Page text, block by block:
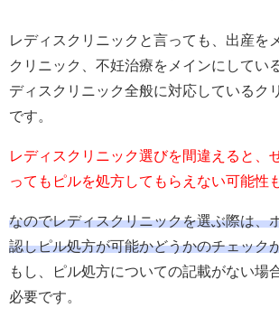
レディスクリニックと言っても、出産を
クリニック、不妊治療をメインにしてい
ディスクリニック全般に対応しているク
です。
レディスクリニック選びを間違えると、
ってもピルを処方してもらえない可能性
なのでレディスクリニックを選ぶ際は、
認しピル処方が可能かどうかのチェック
もし、ピル処方についての記載がない場
必要です。